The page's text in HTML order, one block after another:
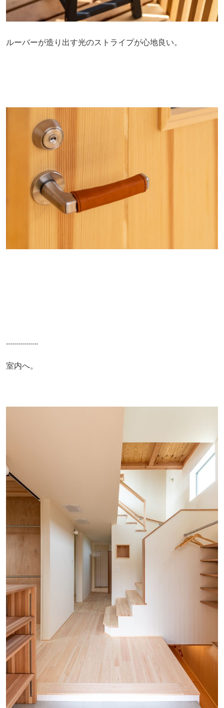
ルーバーが造り出す光のストライプが心地良い。
................
室内へ。